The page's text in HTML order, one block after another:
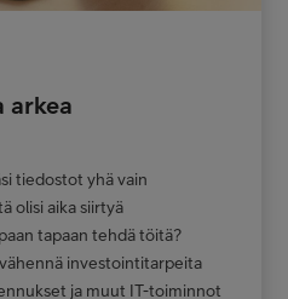
arkea
tiedostot yhä vain
olisi aika siirtyä
tapaan tehdä töitä?
investointitarpeita
ja muut IT-toiminnot